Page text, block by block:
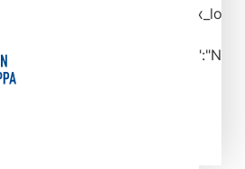
vars="[]" data-page="1"
data-start="1" data-